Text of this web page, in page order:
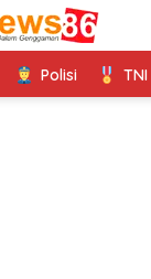
Polisi TNI